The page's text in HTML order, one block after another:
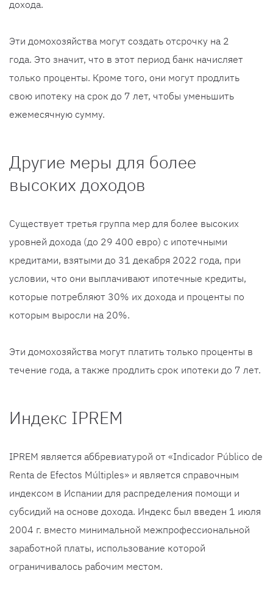
дохода.
Эти домохозяйства могут создать отсрочку на 2
года. Это значит, что в этот период банк начисляет
только проценты. Кроме того, они могут продлить
свою ипотеку на срок до 7 лет, чтобы уменьшить
ежемесячную сумму.
Другие меры для более
высоких доходов
Существует третья группа мер для более высоких
уровней дохода (до 29 400 евро) с ипотечными
кредитами, взятыми до 31 декабря 2022 года, при
условии, что они выплачивают ипотечные кредиты,
которые потребляют 30% их дохода и проценты по
которым выросли на 20%.
Эти домохозяйства могут платить только проценты в
течение года, а также продлить срок ипотеки до 7 лет.
Индекс IPREM
IPREM является аббревиатурой от «Indicador Público de
Renta de Efectos Múltiples» и является справочным
индексом в Испании для распределения помощи и
субсидий на основе дохода. Индекс был введен 1 июля
2004 г. вместо минимальной межпрофессиональной
заработной платы, использование которой
ограничивалось рабочим местом.